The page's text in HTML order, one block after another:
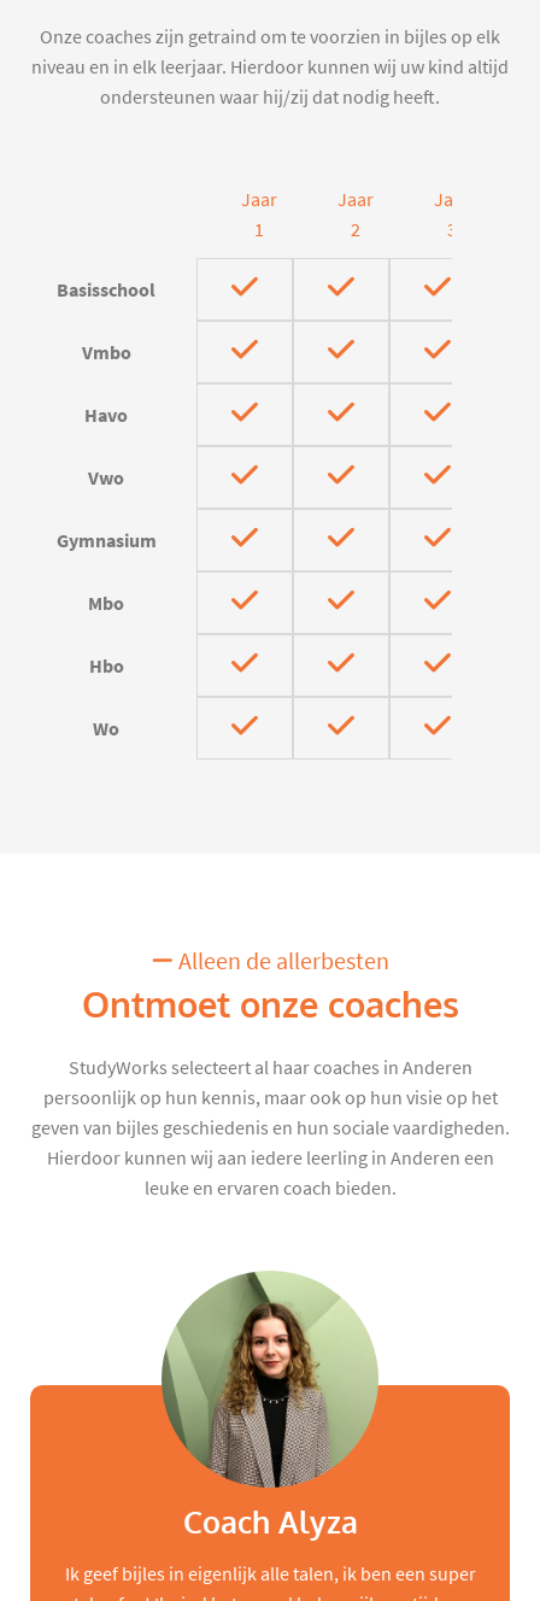
Onze coaches zijn getraind om te voorzien in bijles op elk
niveau en in elk leerjaar. Hierdoor kunnen wij uw kind altijd
ondersteunen waar hij/zij dat nodig heeft.
Jaar
1
Jaar
2
Jaar
3
Basisschool
Vmbo
Havo
Vwo
Gymnasium
Mbo
Hbo
Wo
Alleen de allerbesten
Ontmoet onze coaches
StudyWorks selecteert al haar coaches in Anderen
persoonlijk op hun kennis, maar ook op hun visie op het
geven van bijles geschiedenis en hun sociale vaardigheden.
Hierdoor kunnen wij aan iedere leerling in Anderen een
leuke en ervaren coach bieden.
Coach Alyza
Ik geef bijles in eigenlijk alle talen, ik ben een super